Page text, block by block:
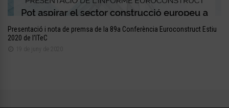
Presentació i nota de premsa de la 89a Conferència Euroconstruct Estiu
2020 de l’ITeC
19 de juny de 2020